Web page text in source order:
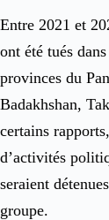
Entre 2021 et
ont été tués
provinces du
Badakhshan,
certains
d’activités
seraient
groupe.